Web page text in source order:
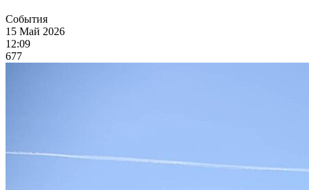
События
15 Май 2026
12:09
677